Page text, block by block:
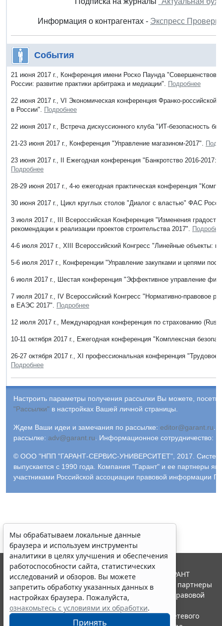
Информация о контрагентах - Экспресс
События
21 июня 2017 г., Конференция имени Роско Паунда
России: развитие практики арбитража и медиации". Подробнее
22 июня 2017 г., VI Экономическая конференция Франко-
в России". Подробнее
22 июня 2017 г., Встреча дискуссионного клуба "ИТ-безопасность
21-23 июня 2017 г., Конференция "Управление магазином-2017".
23 июня 2017 г., II Ежегодная конференция "Банкротство 2016-2017:
Подробнее
28-29 июня 2017 г., 4-ю ежегодная практическая конференция
30 июня 2017 г., Цикл круглых столов "Диалог с властью" ФАС
3 июля 2017 г., III Всероссийская Конференция "Изменения
рекомендации к реализации проектов строительства 2017".
4-6 июля 2017 г., ХIII Всероссийский Конгресс "Линейные объекты:
5-6 июля 2017 г., Конференции "Управление закупками и цепями
6 июля 2017 г., Шестая конференция "Эффективное управление
7 июля 2017 г., IV Всероссийский Конгресс "Нормативно-правовое
в ЕАЭС 2017". Подробнее
12 июля 2017 г., Международная конференция по страхованию
10-11 октября 2017 г., Ежегодная конференция "Комплексная
26-27 октября 2017 г., XI профессиональная конференция
Подробнее
Настроить параметры получения рассылки Вы можете,
"Рассылки" в настройках Вашей личной страницы.
Ждем Ваши идеи и замечания по рассылке: editor@garant.ru
рассылке: adv@garant.ru Информационное сотрудничество:
© ООО "НПП "ГАРАНТ-СЕРВИС-УНИВЕРСИТЕТ", 2017.
выпускается с 1990 года. Компания "Гарант" и ее партнеры
участниками Российской ассоциации правовой информации
Мы обрабатываем локальные данные
браузера и используем инструменты
аналитики в целях улучшения и обеспечения
работоспособности сайта, статистических
исследований и обзоров. Вы можете
запретить обработку указанных данных в
настройках браузера. Пожалуйста,
ознакомьтесь с условиями их обработки.
Принять
© ООО "НПП "ГАРАНТ-СЕРВИС", 2026. Система ГАРАНТ
выпускается с 1990 года. Компания "Гарант" и ее партнеры
являются участниками Российской ассоциации правовой
информации ГАРАНТ.
Портал ГАРАНТ.РУ зарегистрирован в качестве сетевого